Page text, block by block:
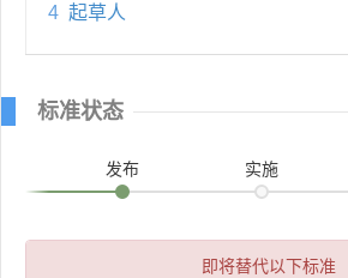
4 起草人
标准状态
发布 实施
即将替代以下标准